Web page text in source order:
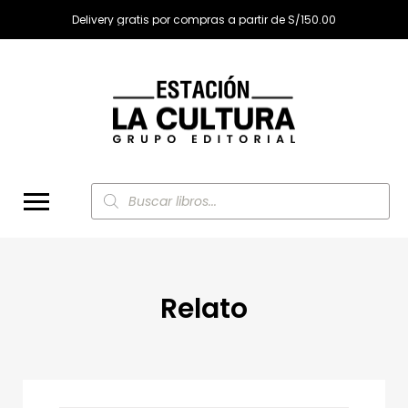
Delivery gratis por compras a partir de S/150.00
Búsqueda
de
productos
Relato